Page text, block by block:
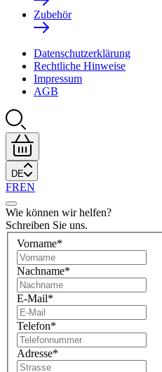
Zubehör
Datenschutzerklärung
Rechtliche Hinweise
Impressum
AGB
DE
FREN
Wie können wir helfen?
Schreiben Sie uns.
Vorname*
Nachname*
E-Mail*
Telefon*
Adresse*